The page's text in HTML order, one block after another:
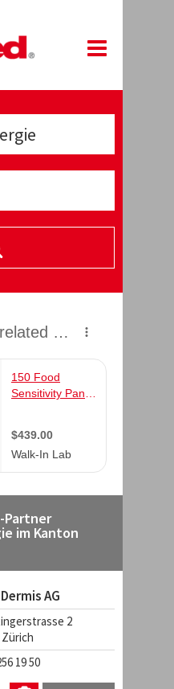
Partner
im Kanton
AG
2
Zürich
19 50